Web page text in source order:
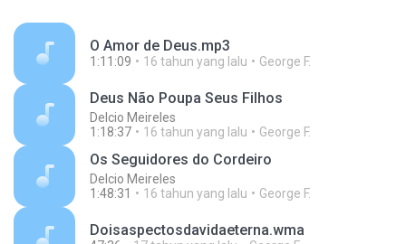
O Amor de Deus.mp3
1:11:09 16 tahun yang lalu George F.
Deus Não Poupa Seus Filhos
Delcio Meireles
1:18:37
16 tahun yang lalu George F.
Os Seguidores do Cordeiro
Delcio Meireles
1:48:31
16 tahun yang lalu George F.
Doisaspectosdavidaeterna.wma